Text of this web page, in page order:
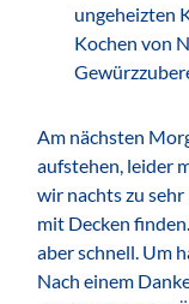
ungeheizten
Kochen von
Am nächsten
aufstehen, leider
wir nachts zu
mit Decken
aber schnell. Um
Nach einem